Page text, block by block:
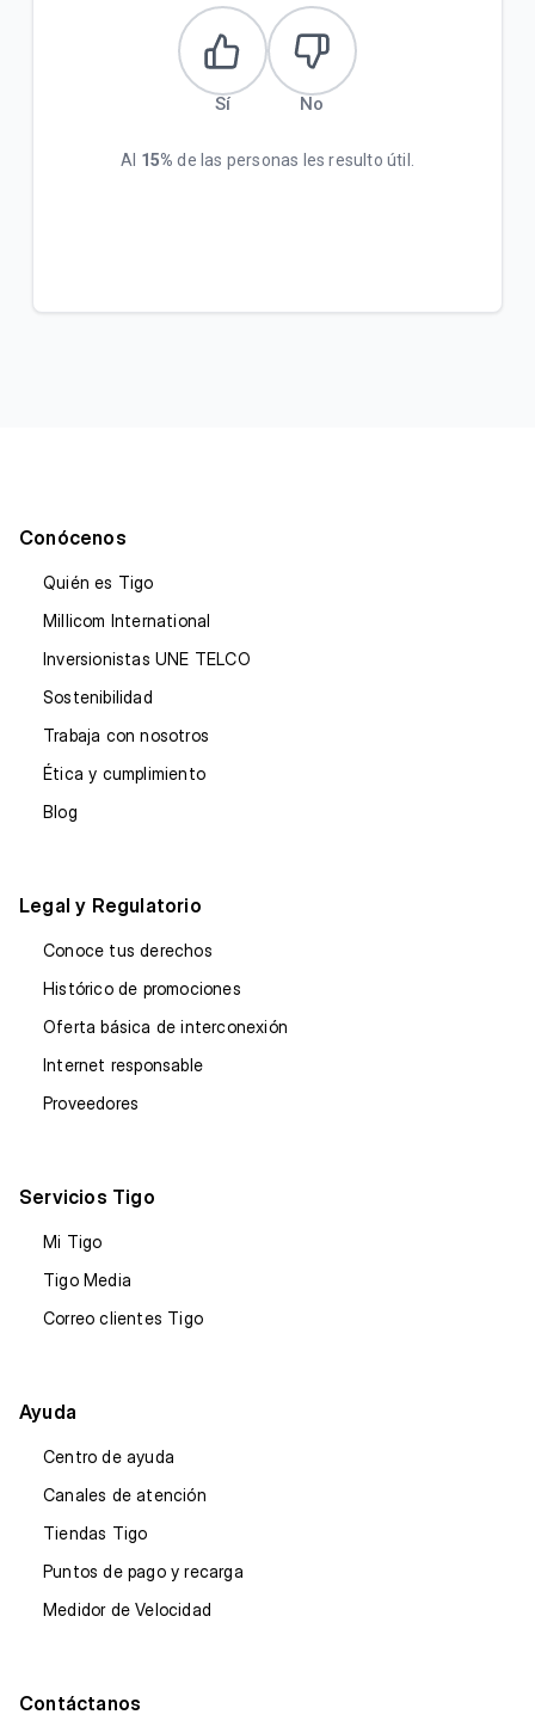
Sí No
Al 15% de las personas les resulto útil.
Conócenos
Quién es Tigo
Millicom International
Inversionistas UNE TELCO
Sostenibilidad
Trabaja con nosotros
Ética y cumplimiento
Blog
Legal y Regulatorio
Conoce tus derechos
Histórico de promociones
Oferta básica de interconexión
Internet responsable
Proveedores
Servicios Tigo
Mi Tigo
Tigo Media
Correo clientes Tigo
Ayuda
Centro de ayuda
Canales de atención
Tiendas Tigo
Puntos de pago y recarga
Medidor de Velocidad
Contáctanos